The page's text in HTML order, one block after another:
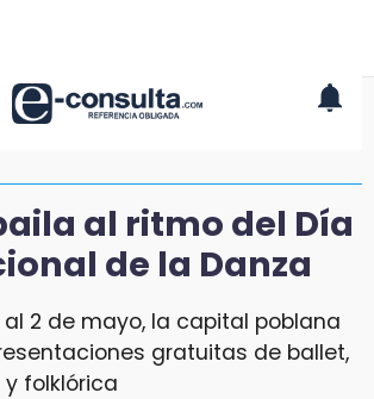
al ritmo del Día
de la Danza
al 2 de mayo, la capital poblana
gratuitas de ballet,
folklórica